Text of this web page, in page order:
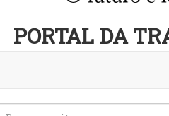
PORTAL DA